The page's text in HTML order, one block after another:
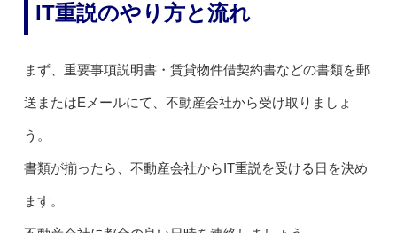
IT重説のやり方と流れ
まず、重要事項説明書・賃貸物件借契約書などの書類を郵
送またはEメールにて、不動産会社から受け取りましょ
う。
書類が揃ったら、不動産会社からIT重説を受ける日を決め
ます。